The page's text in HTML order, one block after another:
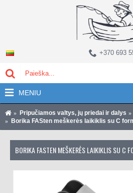
+370 693
MENIU
Pripučiamos valtys, jų priedai ir dalys
Borika FASten meškerės laikiklis su C